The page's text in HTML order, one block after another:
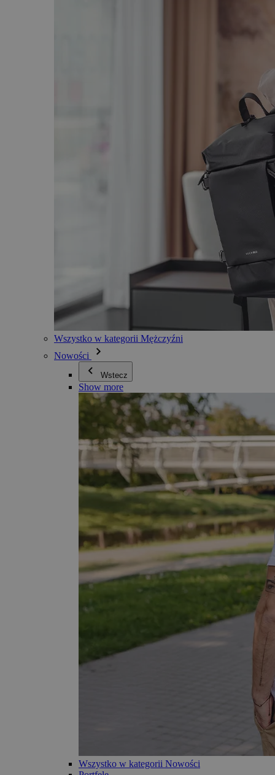
Wszystko w kategorii Mężczyźni
Nowości
Wstecz
Show more
Wszystko w kategorii Nowości